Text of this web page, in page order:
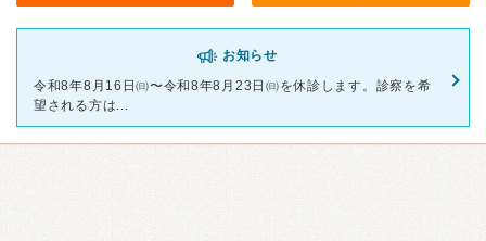
お知らせ
令和8年8月16日㈰〜令和8年8月23日㈰を休診します。診察を希
望される方は...